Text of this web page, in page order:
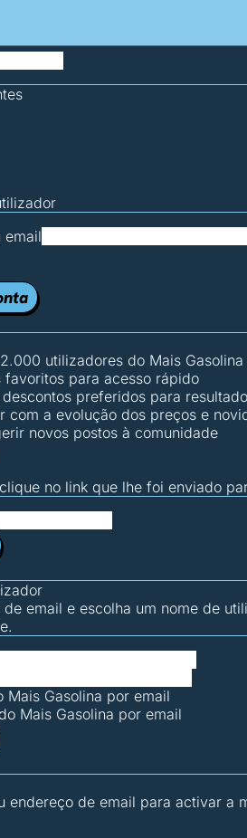
email
utilizadores do Mais
favoritos para acesso rápido
preferidos para
com a evolução dos preços e
novos postos à comunidade
no link que lhe foi enviado
email e escolha um nome de
Mais Gasolina por email
Mais Gasolina por email
endereço de email para activar a